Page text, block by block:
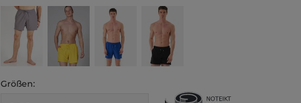
Größen: